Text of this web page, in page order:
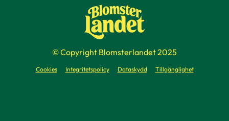
Köp- och leveransvillkor
Företag
© Copyright Blomsterlandet 2025
Cookies Integritetspolicy Dataskydd Tillgänglighet